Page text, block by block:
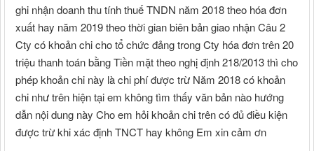
ghi nhận doanh thu tính thuế TNDN năm 2018 theo hóa đơn
xuất hay năm 2019 theo thời gian biên bản giao nhận Câu 2
Cty có khoản chi cho tổ chức đảng trong Cty hóa đơn trên 20
triệu thanh toán bằng Tiền mặt theo nghị định 218/2013 thì cho
phép khoản chi này là chi phí được trừ Năm 2018 có khoản
chi như trên hiện tại em không tìm thấy văn bản nào hướng
dẫn nội dung này Cho em hỏi khoản chi trên có đủ điều kiện
được trừ khi xác định TNCT hay không Em xin cảm ơn